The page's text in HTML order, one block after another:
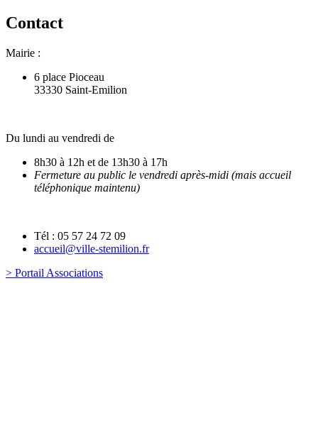
Contact
Mairie :
6 place Pioceau
33330 Saint-Emilion
Du lundi au vendredi de
8h30 à 12h et de 13h30 à 17h
Fermeture au public le vendredi après-midi (mais accueil
téléphonique maintenu)
Tél : 05 57 24 72 09
accueil@ville-stemilion.fr
> Portail Associations